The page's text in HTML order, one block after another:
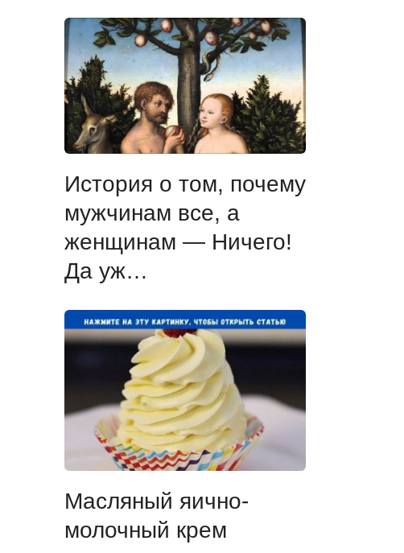
История о том, почему
мужчинам все, а
женщинам — Ничего!
Да уж…
Масляный яично-
молочный крем